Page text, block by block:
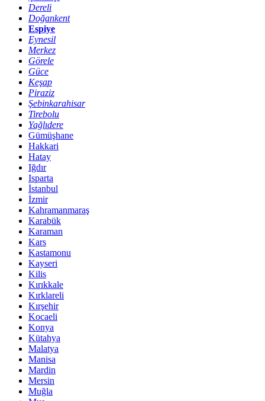
Dereli
Doğankent
Espiye
Eynesil
Merkez
Görele
Güce
Keşap
Piraziz
Şebinkarahisar
Tirebolu
Yağlıdere
Gümüşhane
Hakkari
Hatay
Iğdır
Isparta
İstanbul
İzmir
Kahramanmaraş
Karabük
Karaman
Kars
Kastamonu
Kayseri
Kilis
Kırıkkale
Kırklareli
Kırşehir
Kocaeli
Konya
Kütahya
Malatya
Manisa
Mardin
Mersin
Muğla